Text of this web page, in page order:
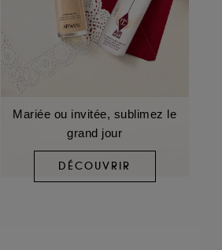
Mariée ou invitée, sublimez le
grand jour
DÉCOUVRIR